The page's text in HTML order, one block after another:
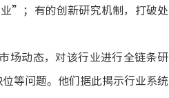
”；有的创新研究机制，打破处
场动态，对该行业进行全链条研
等问题。他们据此揭示行业系统